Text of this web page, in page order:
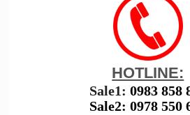
HOTLINE:
Sale1: 0983 858
Sale2: 0978 550